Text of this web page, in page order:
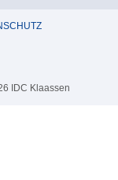
IDC Klaassen